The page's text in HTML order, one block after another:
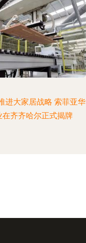
进大家居战略 索菲亚华
在齐齐哈尔正式揭牌